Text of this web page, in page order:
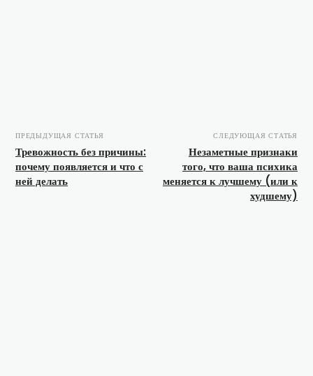
ПРЕДЫДУЩАЯ СТАТЬЯ
Тревожность без причины:
почему появляется и что с
ней делать
СЛЕДУЮЩАЯ СТАТЬЯ
Незаметные признаки
того, что ваша психика
меняется к лучшему (или к
худшему)